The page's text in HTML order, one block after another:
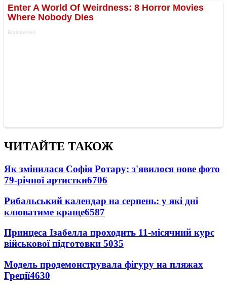
ЧИТАЙТЕ ТАКОЖ
Як змінилася Софія Ротару: з'явилося нове фото
79-річної артистки6706
Рибальський календар на серпень: у які дні
клюватиме краще6587
Принцеса Ізабелла проходить 11-місячний курс
військової підготовки 5035
Модель продемонструвала фігуру на пляжах
Греції4630